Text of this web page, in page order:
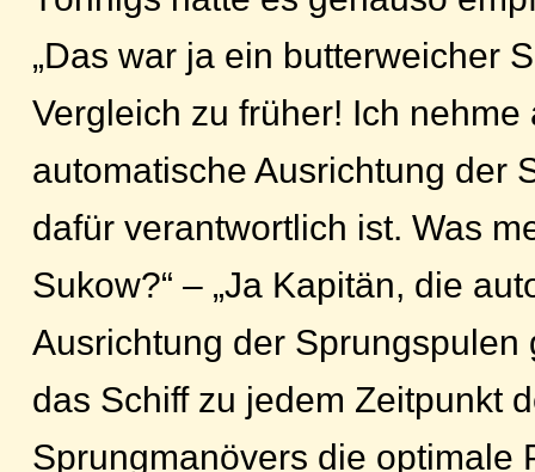
„Das war ja ein butterweicher
Vergleich zu früher! Ich nehme
automatische Ausrichtung der
dafür verantwortlich ist. Was
Sukow?“ – „Ja Kapitän, die
Ausrichtung der Sprungspulen
das Schiff zu jedem Zeitpunkt
Sprungmanövers die optimale